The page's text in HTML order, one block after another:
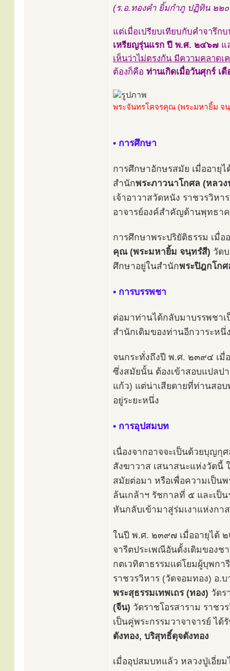
(ร.อ.ทองคำ ยิ้มกำภู ปฏิทิน ๒๒
แต่เมื่อเปรียบเทียบกับคำจารึก
เหรียญรุ่นแรก ปี พ.ศ. ๒๔๖๗ แ
เห็นว่าไม่ตรงกัน มีความคลาดเ
ต้องก็คือ ท่านเกิดเมื่อวันศุกร์ เ
พระจันทรโคจรคุณ (พระมหายิ้ม จ
• การศึกษา
การศึกษาอักษรสมัย เมื่ออายุ
สำนักพระภาวนาโกศล (หลวง
เจ้าอาวาสวัดหนัง ราชวรวิห
อาจารย์องค์สำคัญด้านพุทธา
การศึกษาพระปริยัติธรรม เมื่
คุณ (พระมหายิ้ม จนฺทรํสี) วัด
ศึกษาอยู่ในสำนักพระปิฎกโก
• การบรรพชา
ต่อมาท่านได้กลับมาบรรพชา
สำนักเดิมของท่านอีกวาระห
จนกระทั่งถึงปี พ.ศ. ๒๓๙๔ เมื่
ซึ่งสมัยนั้น ต้องเข้าสอบแปลป
แก้ว) แต่น่าเสียดายที่ท่านสอ
อยู่ระยะหนึ่ง
• การอุปสมบท
เนื่องจากอาจจะเป็นด้วยบุญ
สังฆาวาส เสนาสนะแห่งวัดนี้
สมัยต่อมา หรือเพื่อความเป็น
ล้นเกล้าฯ รัชกาลที่ ๕ และเป็
หันกลับเข้ามาสู่ร่มเงาแห่งกา
ในปี พ.ศ. ๒๓๙๗ เมื่ออายุได้
จารีตประเพณีอันดั้งเดิมของ
กตเวทิตาธรรมแด่โยมผู้บุพก
ราชวรวิหาร (วัดจอมทอง) อ.
พระสุธรรมเทพเถร (ทอง) วัดร
(จีน) วัดราชโอรสาราม ราชว
เป็นคู่พระกรรมวาจาจารย์ ไ
ดังทอง, บริสุทธิ์ดุจดังทอง
เมื่ออุปสมบทแล้ว หลวงปู่เอี่ย